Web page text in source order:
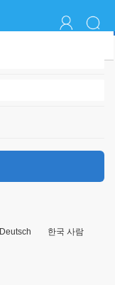
Deutsch
한국 사람